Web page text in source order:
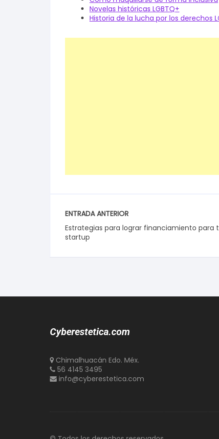
Novelas históricas LGBTQ+
Historia de la lucha por los derechos
ENTRADA ANTERIOR
Estrategias para lograr financiamiento para
startup
Cyberestetica.com
Chimalhuacán Edo. Méx.
56 4145 3495
info@cyberestetica.com